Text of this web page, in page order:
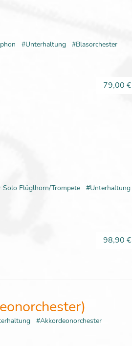
#Unterhaltung #Blasorchester
79,00 €
Solo Flüglhorn/Trompete
#Unterhaltung
98,90 €
#Akkordeonorchester